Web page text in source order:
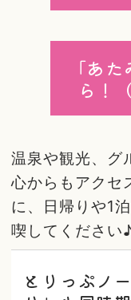
「あ
ら！
温泉や観光、グ
心からもアク
に、日帰りや1
喫してください
とりっぷノ